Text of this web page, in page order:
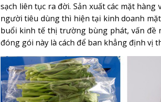
sạch liên tục ra đời. Sản xuất các mặt
người tiêu dùng thì hiện tại kinh doanh
buổi kinh tế thị trường bùng phát, vấn đề
đóng gói này là cách để ban khẳng định vị